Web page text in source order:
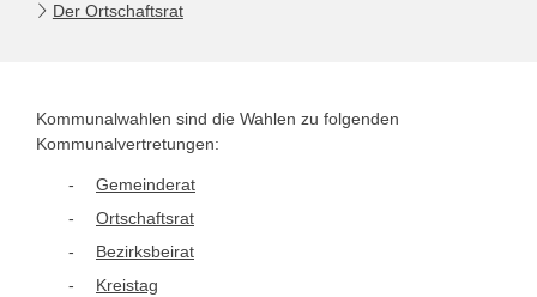
Der Ortschaftsrat
Kommunalwahlen sind die Wahlen zu folgenden
Kommunalvertretungen:
Gemeinderat
Ortschaftsrat
Bezirksbeirat
Kreistag